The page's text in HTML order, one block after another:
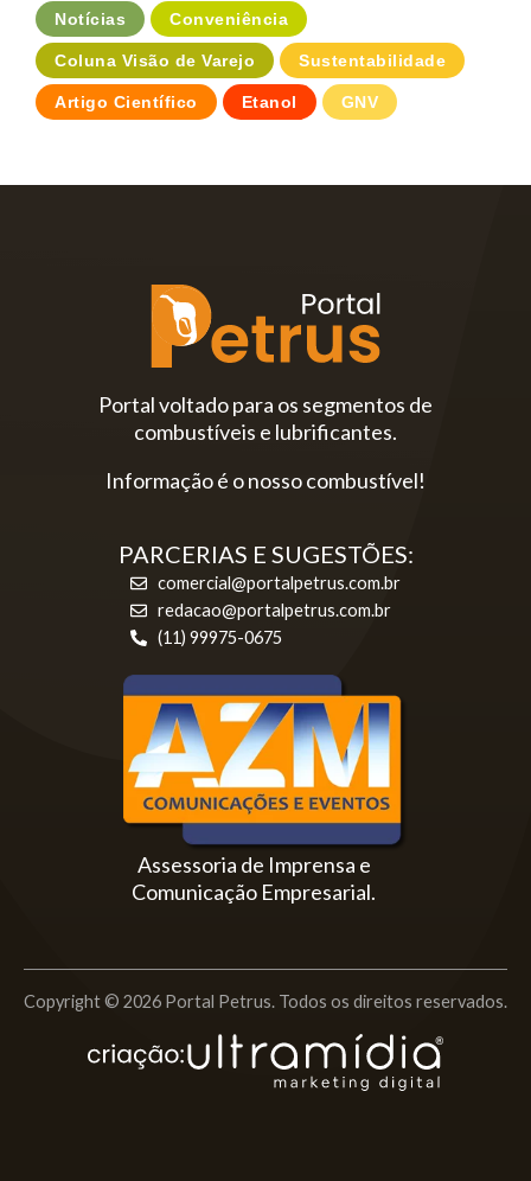
Notícias Conveniência
Coluna Visão de Varejo Sustentabilidade
Artigo Científico Etanol GNV
Portal voltado para os segmentos de
combustíveis e lubrificantes.
Informação é o nosso combustível!
PARCERIAS E SUGESTÕES:
comercial@portalpetrus.com.br
redacao@portalpetrus.com.br
(11) 99975-0675
Assessoria de Imprensa e
Comunicação Empresarial.
Copyright © 2026 Portal Petrus. Todos os direitos reservados.